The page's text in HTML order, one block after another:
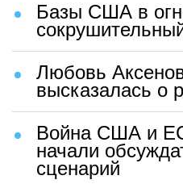
Базы США в
Любовь
высказалась о
Война США и
начали
сценарий